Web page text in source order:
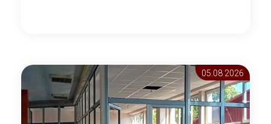
05.08 2026